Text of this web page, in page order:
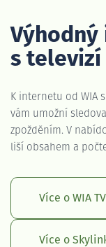
s televizí
K internetu od WIA
vám umožní
zpožděním. V
liší obsahem a
Více o WIA TV
Více o